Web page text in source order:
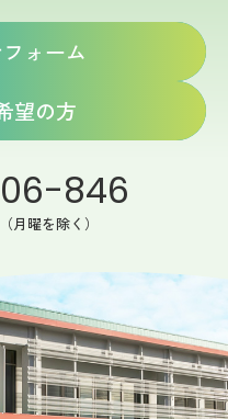
ォーム
望の方
846
月曜を除く）